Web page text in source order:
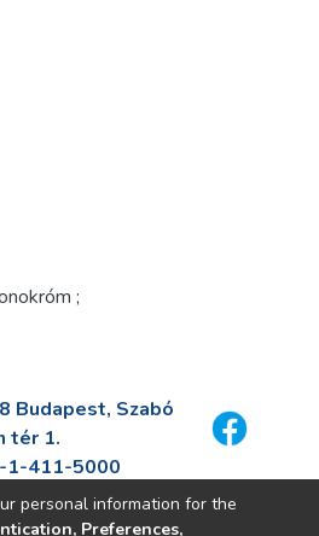
;
Budapest, Szabó
tér 1.
1-411-5000
fszek.hu
personal information for the
Preferences,